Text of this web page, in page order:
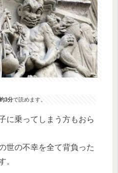
3分で読めます。
に乗ってしまう方もおら
世の不幸を全て背負った
。